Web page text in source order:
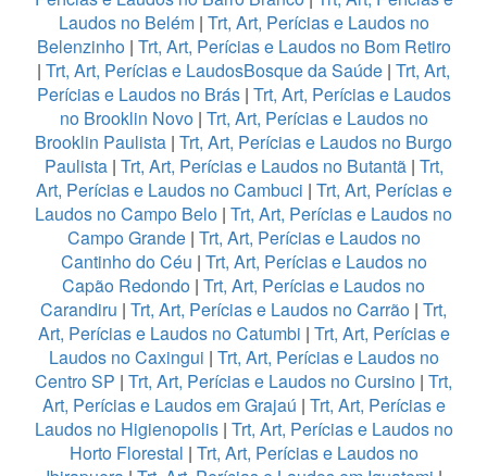
Laudos no Belém| Trt, Art, Perícias e Laudos no
Belenzinho| Trt, Art, Perícias e Laudos no Bom Retiro
| Trt, Art, Perícias e LaudosBosque da Saúde | Trt, Art,
Perícias e Laudos no Brás| Trt, Art, Perícias e Laudos
no Brooklin Novo| Trt, Art, Perícias e Laudos no
Brooklin Paulista | Trt, Art, Perícias e Laudos no Burgo
Paulista| Trt, Art, Perícias e Laudos no Butantã| Trt,
Art, Perícias e Laudos no Cambuci | Trt, Art, Perícias e
Laudos no Campo Belo | Trt, Art, Perícias e Laudos no
Campo Grande| Trt, Art, Perícias e Laudos no
Cantinho do Céu | Trt, Art, Perícias e Laudos no
Capão Redondo | Trt, Art, Perícias e Laudos no
Carandiru | Trt, Art, Perícias e Laudos no Carrão | Trt,
Art, Perícias e Laudos no Catumbi | Trt, Art, Perícias e
Laudos no Caxingui | Trt, Art, Perícias e Laudos no
Centro SP | Trt, Art, Perícias e Laudos no Cursino | Trt,
Art, Perícias e Laudos em Grajaú | Trt, Art, Perícias e
Laudos no Higienopolis| Trt, Art, Perícias e Laudos no
Horto Florestal | Trt, Art, Perícias e Laudos no